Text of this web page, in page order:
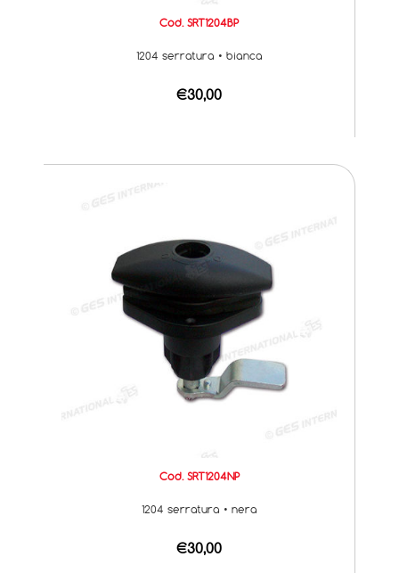
Cod. SRT1204BP
1204 serratura • bianca
€30,00
Cod. SRT1204NP
1204 serratura • nera
€30,00